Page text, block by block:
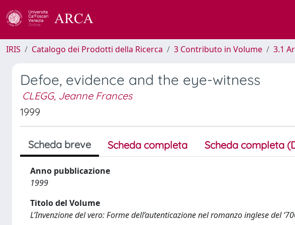
IRIS Catalogo dei Prodotti della Ricerca 3 Contributo in Volume 3.1
Defoe, evidence and the eye-witness
CLEGG, Jeanne Frances
1999
Scheda breve Scheda completa Scheda completa
Anno pubblicazione
1999
Titolo del Volume
L’Invenzione del vero: Forme dell’autenticazione nel romanzo inglese del